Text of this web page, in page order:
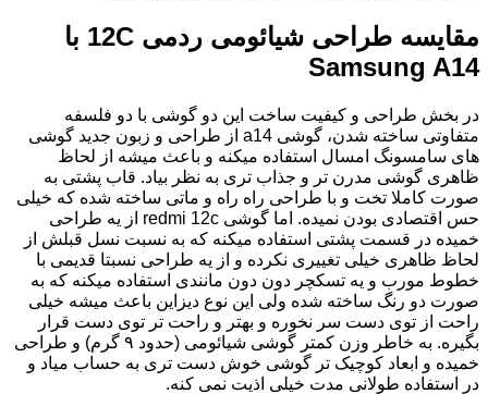
مقایسه طراحی شیائومی ردمی 12C با
Samsung A14
در بخش طراحی و کیفیت ساخت این دو گوشی با دو فلسفه
متفاوتی ساخته شدن، گوشی a14 از طراحی و زبون جدید گوشی
های سامسونگ امسال استفاده میکنه و باعث میشه از لحاظ
ظاهری گوشی مدرن تر و جذاب تری به نظر بیاد. قاب پشتی به
صورت کاملا تخت و با طراحی راه راه و ماتی ساخته شده که خیلی
حس اقتصادی بودن نمیده. اما گوشی redmi 12c از یه طراحی
خمیده در قسمت پشتی استفاده میکنه که به نسبت نسل قبلش از
لحاظ ظاهری خیلی تغییری نکرده و از یه طراحی نسبتا قدیمی با
خطوط مورب و یه تسکچر دون دون مانندی استفاده میکنه که به
صورت دو رنگ ساخته شده ولی این نوع دیزاین باعث میشه خیلی
راحت از توی دست سر نخوره و بهتر و راحت تر توی دست قرار
بگیره. به خاطر وزن کمتر گوشی شیائومی (حدود ۹ گرم) و طراحی
خمیده و ابعاد کوچیک تر گوشی خوش دست تری به حساب میاد و
در استفاده طولانی مدت خیلی اذیت نمی کنه.